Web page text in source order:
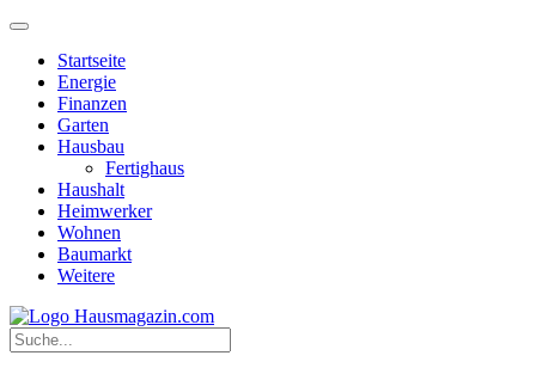
Startseite
Energie
Finanzen
Garten
Hausbau
Fertighaus
Haushalt
Heimwerker
Wohnen
Baumarkt
Weitere